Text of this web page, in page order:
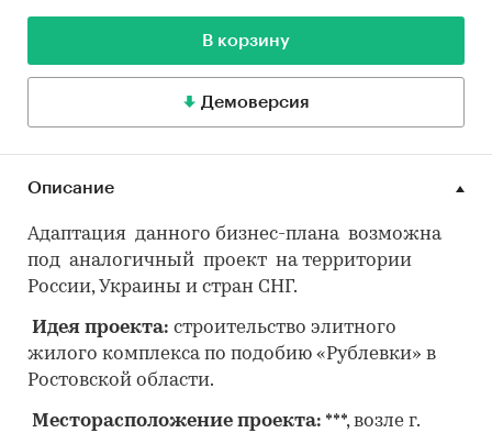
В корзину
Демоверсия
Описание
Адаптация данного бизнес-плана возможна
под аналогичный проект на территории
России, Украины и стран СНГ.
Идея проекта: строительство элитного
жилого комплекса по подобию «Рублевки» в
Ростовской области.
Месторасположение проекта: ***, возле г.